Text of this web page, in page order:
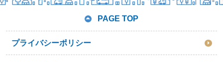
PAGE TOP
プライバシーポリシー